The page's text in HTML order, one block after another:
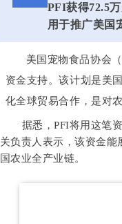
PFI获得72.5
用于推广美国
美国宠物食品协会
资金支持。该计划是美
化全球贸易合作，是对
据悉，PFI将用这笔
关负责人表示，该资金
国农业全产业链。